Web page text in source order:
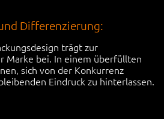
Differenzierung:
trägt zur
Marke bei. In einem überfüllten
sich von der Konkurrenz
Eindruck zu hinterlassen.